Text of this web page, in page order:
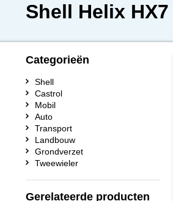
Shell Helix
Categorieën
Shell
Castrol
Mobil
Auto
Transport
Landbouw
Grondverzet
Tweewieler
Gerelateerde producten